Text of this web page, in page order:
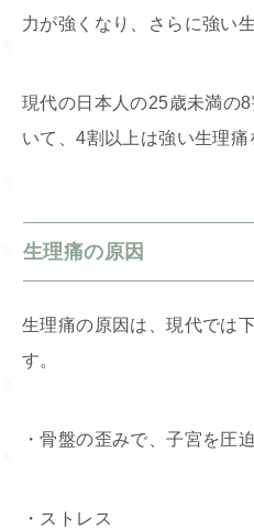
力が強くなり、さらに強い
現代の日本人の25歳未満の
いて、4割以上は強い生理痛
生理痛の原因
生理痛の原因は、現代では
す。
・骨盤の歪みで、子宮を圧
・ストレス